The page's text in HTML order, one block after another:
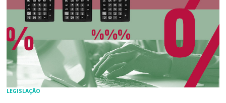
LEGISLAÇÃO